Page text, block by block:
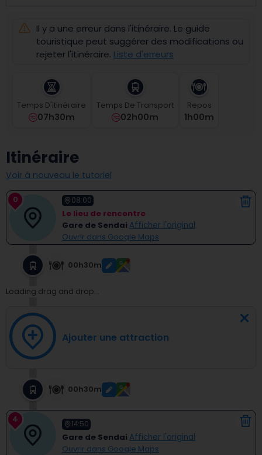
date.
question
get
for
changing
dates.
Il y a une erreur dans l'itinéraire. Le guide
touristique peut suggérer des modifications ou
rejeter l'itinéraire. Liste d'erreurs
Temps D'itinéraire
07h30m
Temps De Transport
02h00m
Repos
1H00M
Itinéraire
Voir à nouveau le tutoriel
0 08:00
Le lieu de rencontre
Gare de Sendai Afficher l'original
Ouvrir dans Google Maps
00h30m
Loading drag and drop...
Ajouter une attraction
00h30m
4 14:50
Gare de Sendai Afficher l'original
Ouvrir dans Google Maps